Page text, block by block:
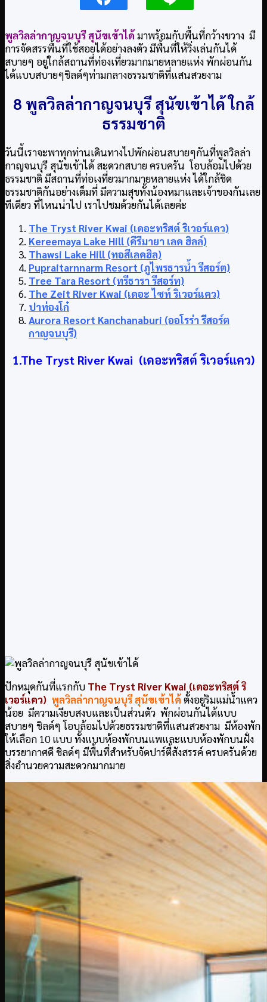
พูลวิลล่ากาญจนบุรี สุนัขเข้าได้มาพร้อมกับพื้นที่กว้างขวาง มี
การจัดสรรพื้นที่ใช้สอยได้อย่างลงตัว มีพื้นที่ให้วิ่งเล่นกันได้
สบายๆ อยู่ใกล้สถานที่ท่องเที่ยวมากมายหลายแห่ง พักผ่อนกัน
ได้แบบสบายๆชิลด์ๆท่ามกลางธรรมชาติที่แสนสวยงาม
8 พูลวิลล่ากาญจนบุรี สุนัขเข้าได้ ใกล้
ธรรมชาติ
วันนี้เราจะพาทุกท่านเดินทางไปพักผ่อนสบายๆกันที่พูลวิลล่า
กาญจนบุรี สุนัขเข้าได้ สะดวกสบาย ครบครัน โอบล้อมไปด้วย
ธรรมชาติ มีสถานที่ท่อเงที่ยวมากมายหลายแห่ง ได้ใกล้ชิด
ธรรมชาติกันอย่างเต็มที่ มีความสุขทั้งน้องหมาและเจ้าของกันเลย
ทีเดียว ที่ไหนน่าไป เราไปชมด้วยกันได้เลยค่ะ
The Tryst River Kwai (เดอะทริสต์ ริเวอร์แคว)
Kereemaya Lake Hill (คีรีมายา เลค ฮิลล์)
Thawsi Lake Hill (ทอสีเลคฮิล)
Pupraitarnnarm Resort (ภูไพรธารน้ำ รีสอร์ต)
Tree Tara Resort (ทรีธารา รีสอร์ท)
The Zeit River Kwai (เดอะ ไซท์ ริเวอร์แคว)
ปาท่องโก๋
Aurora Resort Kanchanaburi (ออโรร่า รีสอร์ต
กาญจนบุรี)
1.The Tryst River Kwai (เดอะทริสต์ ริเวอร์แคว)
ปักหมุดกันที่แรกกับ The Tryst River Kwai (เดอะทริสต์ ริ
เวอร์แคว) พูลวิลล่ากาญจนบุรี สุนัขเข้าได้ตั้งอยู่ริมแม่น้ำแคว
น้อย มีความเงียบสงบและเป็นส่วนตัว พักผ่อนกันได้แบบ
สบายๆ ชิลด์ๆ โอบล้อมไปด้วยธรรมชาติที่แสนสวยงาม มีห้องพัก
ให้เลือก 10 แบบ ทั้งแบบห้องพักบนแพและแบบห้องพักบนฝั่ง
บรรยากาศดี ชิลด์ๆ มีพื้นที่สำหรับจัดปาร์ตี้สังสรรค์ ครบครันด้วย
สิ่งอำนวยความสะดวกมากมาย